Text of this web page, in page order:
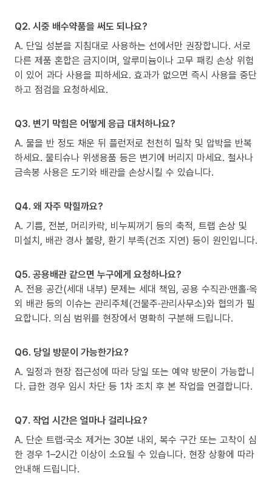
Q2. 시중 배수약품을 써도 되나요?
A. 단일 성분을 지침대로 사용하는 선에서만 권장합니다. 서로
다른 제품 혼합은 금지이며, 알루미늄이나 고무 패킹 손상 위험
이 있어 과다 사용을 피하세요. 효과가 없으면 즉시 사용을 중단
하고 점검을 요청하세요.
Q3. 변기 막힘은 어떻게 응급 대처하나요?
A. 물을 반 정도 채운 뒤 플런저로 천천히 밀착 및 압박을 반복
하세요. 물티슈나 위생용품 등은 변기에 버리지 마세요. 철사나
금속봉 사용은 도기와 배관을 손상시킬 수 있습니다.
Q4. 왜 자주 막힐까요?
A. 기름, 전분, 머리카락, 비누찌꺼기 등의 축적, 트랩 손상 및
미설치, 배관 경사 불량, 환기 부족(건조 지연) 등이 원인입니다.
Q5. 공용배관 같으면 누구에게 요청하나요?
A. 전용 공간(세대 내부) 문제는 세대 책임, 공용 수직관·맨홀·옥
외 배관 등의 이슈는 관리주체(건물주·관리사무소)와 협의가 필
요합니다. 의심 범위를 현장에서 명확히 구분해 드립니다.
Q6. 당일 방문이 가능한가요?
A. 일정과 현장 접근성에 따라 당일 또는 예약 방문이 가능합니
다. 급한 경우 임시 차단 등 1차 조치 후 본 작업을 연결합니다.
Q7. 작업 시간은 얼마나 걸리나요?
A. 단순 트랩·국소 제거는 30분 내외, 복수 구간 또는 고착이 심
한 경우 1–2시간 이상이 소요될 수 있습니다. 현장 상황에 따라
안내해 드립니다.